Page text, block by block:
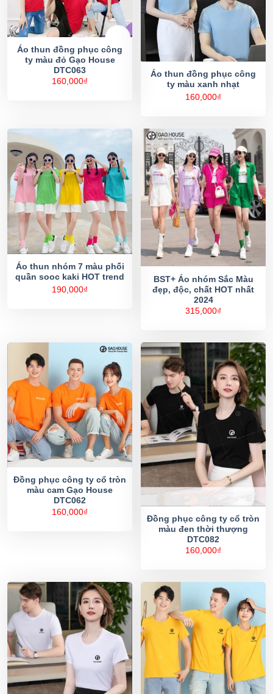
Áo thun đồng phục công
ty màu đỏ Gạo House
DTC063
160,000₫
Áo thun đồng phục công
ty màu xanh nhạt
160,000₫
Áo thun nhóm 7 màu phối
quần sooc kaki HOT trend
190,000₫
BST+ Áo nhóm Sắc Màu
đẹp, độc, chất HOT nhất
2024
315,000₫
Đồng phục công ty cổ tròn
màu cam Gạo House
DTC062
160,000₫
Đồng phục công ty cổ tròn
màu đen thời thượng
DTC082
160,000₫